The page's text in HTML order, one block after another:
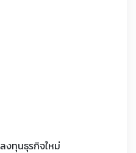
งทุนธุรกิจใหม่